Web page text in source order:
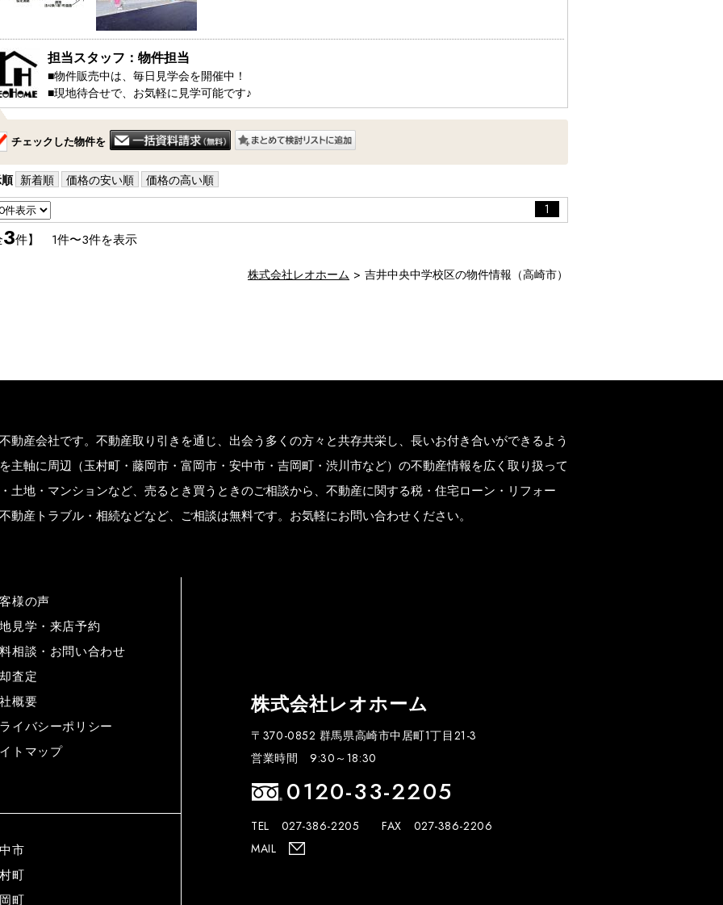
担当スタッフ：物件担当
■物件販売中は、毎日見学会を開催中！
■現地待合せで、お気軽に見学可能です♪
・・・見学コース・・・・・・
１，ちょこっと見学　20分～
（ちょっと見てみたい方）
２，しっかり見学　　40分～
（説明も交えて見たい方）
・・・・・・・・・・・・・・
チェックした物件を
新着順 価格の安い順
価格の高い順
1
3件】 1件〜3件を表示
株式会社レオホーム 吉井中央中学校区の物件情報（高崎市）
動産会社です。不動産取り引きを通じ、出会う多くの方々と共存共栄し、長いお付き合いができるよう
主軸に周辺（玉村町・藤岡市・富岡市・安中市・吉岡町・渋川市など）の不動産情報を広く取り扱って
土地・マンションなど、売るとき買うときのご相談から、不動産に関する税・住宅ローン・リフォー
動産トラブル・相続などなど、ご相談は無料です。お気軽にお問い合わせください。
様の声
見学・来店予約
相談・お問い合わせ
査定
概要
イバシーポリシー
トマップ
市
町
町
株式会社レオホーム
〒370-0852 群馬県高崎市中居町1丁目21-3
営業時間 9:30～18:30
0120-33-2205
TEL 027-386-2205
FAX 027-386-2206
MAIL